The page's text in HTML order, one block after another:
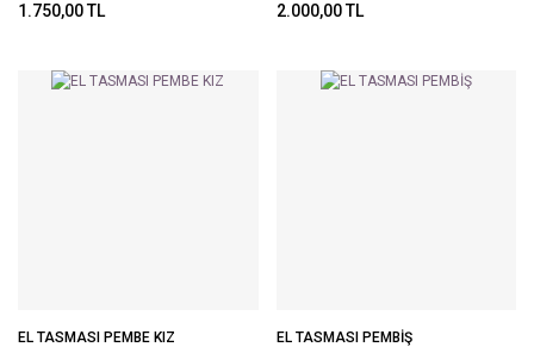
1.750,00 TL 2.000,00 TL
EL TASMASI PEMBE KIZ EL TASMASI PEMBİŞ